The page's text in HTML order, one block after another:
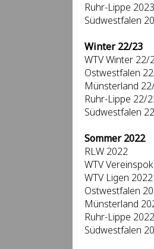
Ruhr-Lippe 2023
Südwestfalen
Winter 22/23
WTV Winter 22/
Ostwestfalen
Münsterland
Ruhr-Lippe 22/
Südwestfalen
Sommer 2022
RLW 2022
WTV
WTV Ligen 2022
Ostwestfalen
Münsterland
Ruhr-Lippe 2022
Südwestfalen